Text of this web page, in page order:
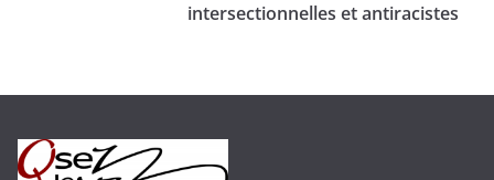
intersectionnelles et antiracistes